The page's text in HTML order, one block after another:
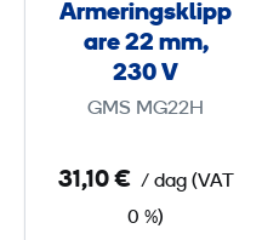
g
s
k
p
Armeringsklipp
are 22 mm,
230 V
GMS MG22H
31,10 € / dag (VAT
0 %)